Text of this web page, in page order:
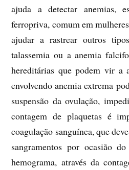
ajuda a detectar anemias,
ferropriva, comum em
ajudar a rastrear outros
talassemia ou a anemia
hereditárias que podem vir a
envolvendo anemia extrema
suspensão da ovulação,
contagem de plaquetas é
coagulação sanguínea, que
sangramentos por ocasião
hemograma, através da